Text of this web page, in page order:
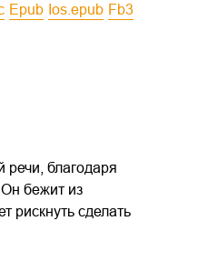
epub ios.epub fb3
речи, благодаря
бежит из
рискнуть сделать